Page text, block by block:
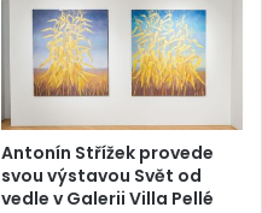
Antonín Střížek provede
svou výstavou Svět od
vedle v Galerii Villa Pellé